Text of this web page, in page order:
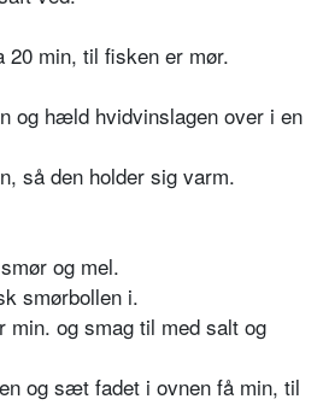
min, til fisken er mør.
og hæld hvidvinslagen over i en
så den holder sig varm.
og mel.
smørbollen i.
min. og smag til med salt og
og sæt fadet i ovnen få min, til